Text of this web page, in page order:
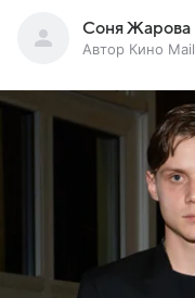
Соня Жарова
Автор Кино Mail